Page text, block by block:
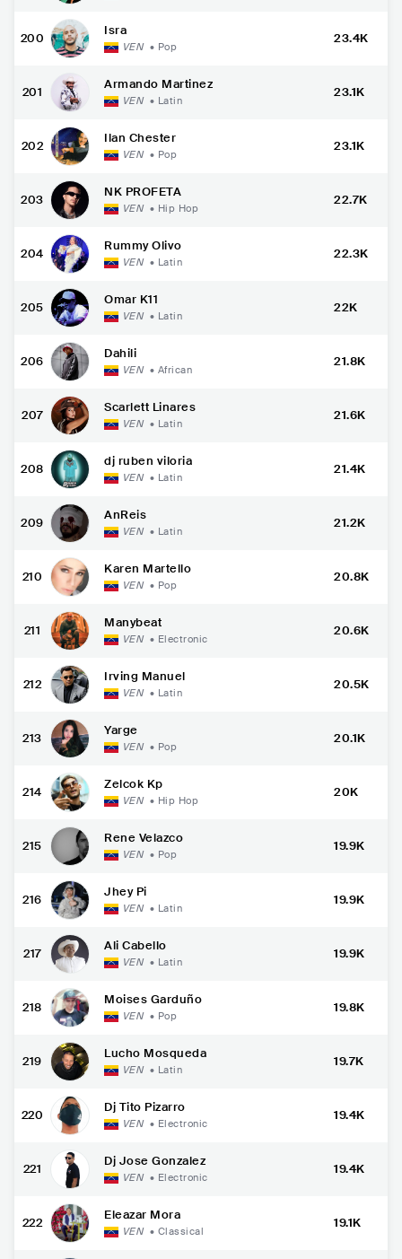
200
Isra
VEN • Pop
23.4K
201
Armando Martinez
VEN • Latin
23.1K
202
Ilan Chester
VEN • Pop
23.1K
203
NK PROFETA
VEN • Hip Hop
22.7K
204
Rummy Olivo
VEN • Latin
22.3K
205
Omar K11
VEN • Latin
22K
206
Dahili
VEN • African
21.8K
207
Scarlett Linares
VEN • Latin
21.6K
208
dj ruben viloria
VEN • Latin
21.4K
209
AnReis
VEN • Latin
21.2K
210
Karen Martello
VEN • Pop
20.8K
211
Manybeat
VEN • Electronic
20.6K
212
Irving Manuel
VEN • Latin
20.5K
213
Yarge
VEN • Pop
20.1K
214
Zelcok Kp
VEN • Hip Hop
20K
215
Rene Velazco
VEN • Pop
19.9K
216
Jhey Pi
VEN • Latin
19.9K
217
Ali Cabello
VEN • Latin
19.9K
218
Moises Garduño
VEN • Pop
19.8K
219
Lucho Mosqueda
VEN • Latin
19.7K
220
Dj Tito Pizarro
VEN • Electronic
19.4K
221
Dj Jose Gonzalez
VEN • Electronic
19.4K
222
Eleazar Mora
VEN • Classical
19.1K